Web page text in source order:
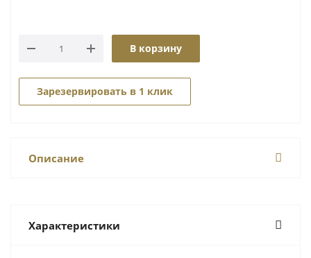
В корзину
Зарезервировать в 1 клик
Описание
Характеристики